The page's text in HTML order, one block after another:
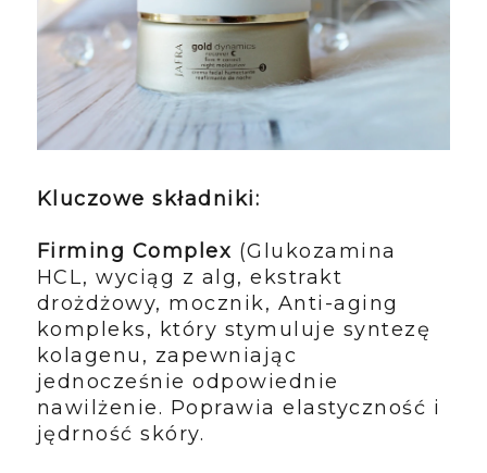
Kluczowe składniki:
Firming Complex (Glukozamina
HCL, wyciąg z alg, ekstrakt
drożdżowy, mocznik, Anti-aging
kompleks, który stymuluje syntezę
kolagenu, zapewniając
jednocześnie odpowiednie
nawilżenie. Poprawia elastyczność i
jędrność skóry.